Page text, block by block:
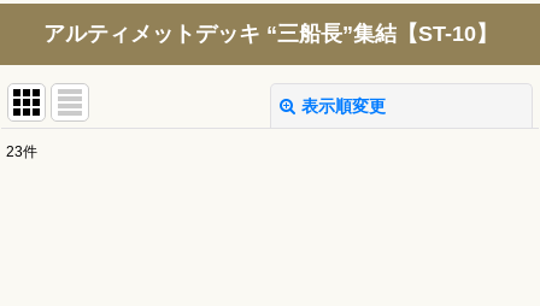
アルティメットデッキ “三船長”集結【ST-10】
表示順変更
23件